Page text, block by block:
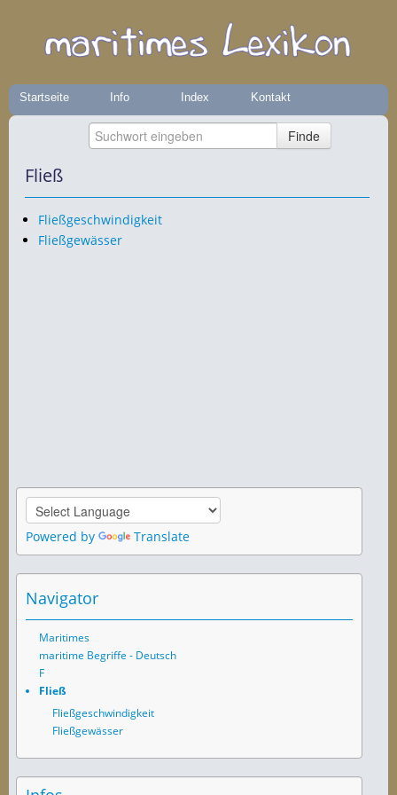
Startseite Info Index Kontakt
Fließ
Fließgeschwindigkeit
Fließgewässer
Powered by Translate
Navigator
Maritimes
maritime Begriffe - Deutsch
F
Fließ
Fließgeschwindigkeit
Fließgewässer